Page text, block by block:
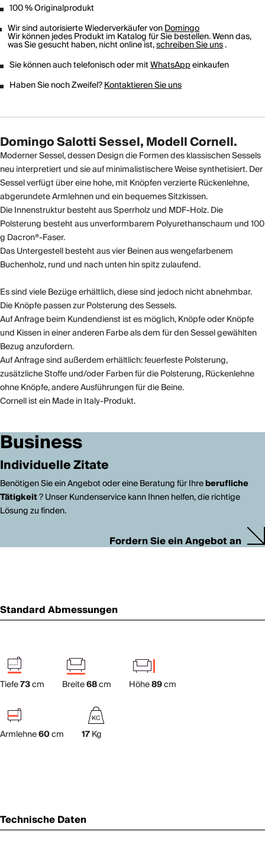
100 % Originalprodukt
Wir sind autorisierte Wiederverkäufer vonDomingo
Wir können jedes Produkt im Katalog für Sie bestellen. Wenn das,
was Sie gesucht haben, nicht online ist,schreiben Sie uns.
Sie können auch telefonisch oder mitWhatsAppeinkaufen
Haben Sie noch Zweifel?Kontaktieren Sie uns
Domingo Salotti Sessel, Modell Cornell.
Moderner Sessel, dessen Design die Formen des klassischen Sessels
neu interpretiert und sie auf minimalistischere Weise synthetisiert. Der
Sessel verfügt über eine hohe, mit Knöpfen verzierte Rückenlehne,
abgerundete Armlehnen und ein bequemes Sitzkissen.
Die Innenstruktur besteht aus Sperrholz und MDF-Holz. Die
Polsterung besteht aus unverformbarem Polyurethanschaum und 100
g Dacron®-Faser.
Das Untergestell besteht aus vier Beinen aus wengefarbenem
Buchenholz, rund und nach unten hin spitz zulaufend.
Es sind viele Bezüge erhältlich, diese sind jedoch nicht abnehmbar.
Die Knöpfe passen zur Polsterung des Sessels.
Auf Anfrage beim Kundendienst ist es möglich, Knöpfe oder Knöpfe
und Kissen in einer anderen Farbe als dem für den Sessel gewählten
Bezug anzufordern.
Auf Anfrage sind außerdem erhältlich: feuerfeste Polsterung,
zusätzliche Stoffe und/oder Farben für die Polsterung, Rückenlehne
ohne Knöpfe, andere Ausführungen für die Beine.
Cornell ist ein Made in Italy-Produkt.
Business
Individuelle Zitate
Benötigen Sie ein Angebot oder eine Beratung für Ihreberufliche
Tätigkeit? Unser Kundenservice kann Ihnen helfen, die richtige
Lösung zu finden.
Fordern Sie ein Angebot an
Standard Abmessungen
Tiefe73cm Breite68cm Höhe89cm
Armlehne60cm 17Kg
Technische Daten